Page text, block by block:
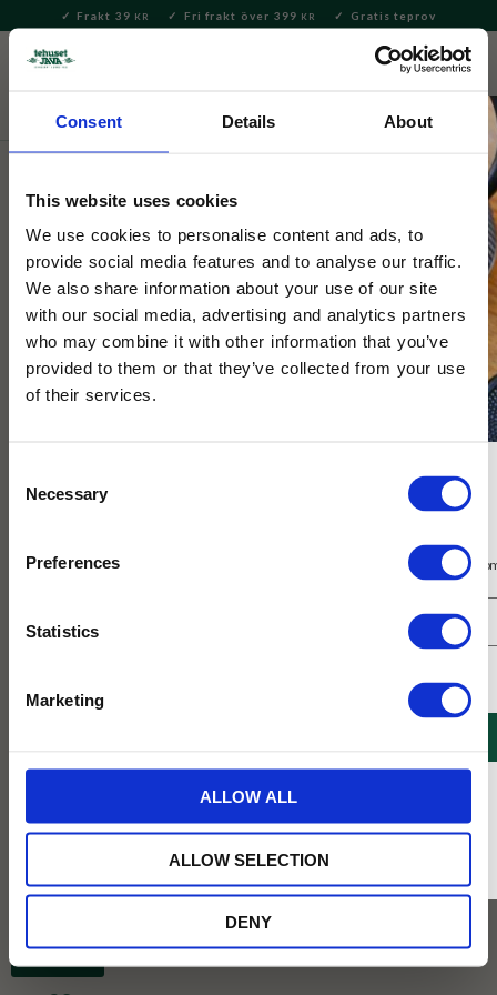
Consent Details About
This website uses cookies
We use cookies to personalise content and ads, to
provide social media features and to analyse our traffic.
We also share information about your use of our site
with our social media, advertising and analytics partners
who may combine it with other information that you’ve
provided to them or that they’ve collected from your use
of their services.
Selection
Necessary
Preferences
Statistics
Marketing
ALLOW ALL
ALLOW SELECTION
DENY
Meny
Frakt 39 KR Fri frakt över 399 KR Gratis teprov
Hem & Inredningsdetaljer
Mumin
Nyckelring Lilla My
Metallnyckelring med Lilla My. En charmig detalj som passar
perfekt på nycklar, väskor eller som present till Muminälskare.
99KR
BEVAKA
Få 10% rabatt på ditt första köp på nätet och ta del av erbjudanden året
* Rabatten gäller endast online på Tehusetjava.se. Rabatten fungerar endast på